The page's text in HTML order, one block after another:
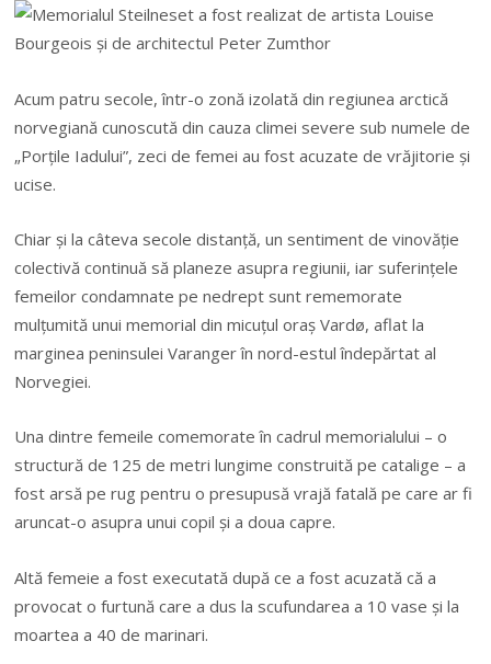
Acum patru secole, într-o zonă izolată din regiunea arctică
norvegiană cunoscută din cauza climei severe sub numele de
„Porţile Iadului”, zeci de femei au fost acuzate de vrăjitorie şi
ucise.
Chiar şi la câteva secole distanţă, un sentiment de vinovăţie
colectivă continuă să planeze asupra regiunii, iar suferinţele
femeilor condamnate pe nedrept sunt rememorate
mulţumită unui memorial din micuţul oraş Vardø, aflat la
marginea peninsulei Varanger în nord-estul îndepărtat al
Norvegiei.
Una dintre femeile comemorate în cadrul memorialului – o
structură de 125 de metri lungime construită pe catalige – a
fost arsă pe rug pentru o presupusă vrajă fatală pe care ar fi
aruncat-o asupra unui copil şi a doua capre.
Altă femeie a fost executată după ce a fost acuzată că a
provocat o furtună care a dus la scufundarea a 10 vase şi la
moartea a 40 de marinari.